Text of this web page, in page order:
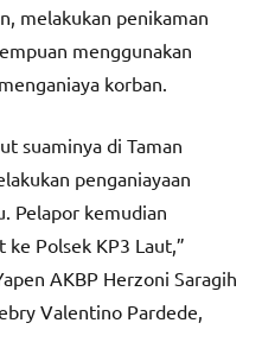
melakukan penikaman
menggunakan
korban.
suaminya di Taman
penganiayaan
Pelapor kemudian
Polsek KP3 Laut,”
AKBP Herzoni Saragih
Valentino Pardede,